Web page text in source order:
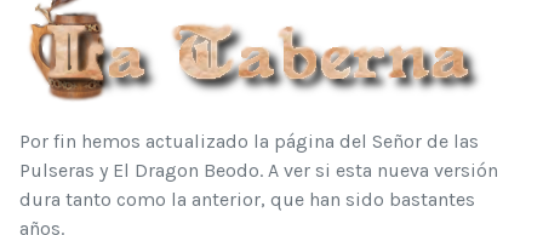
Por fin hemos actualizado la página del Señor de las
Pulseras y El Dragon Beodo. A ver si esta nueva versión
dura tanto como la anterior, que han sido bastantes
años.